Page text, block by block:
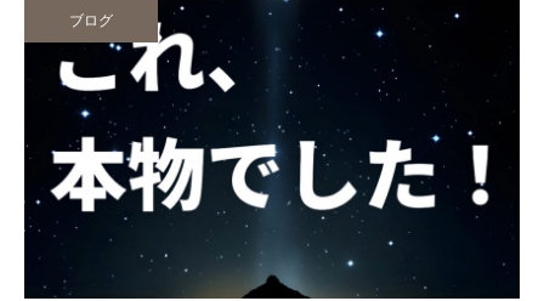
ブログ